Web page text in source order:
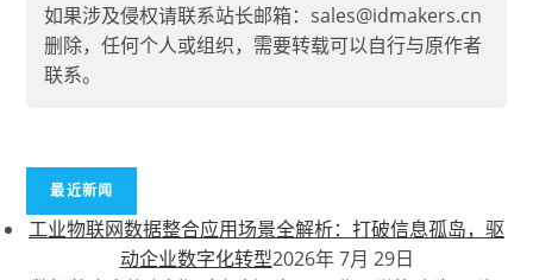
如果涉及侵权请联系站长邮箱：sales@idmakers.cn
删除，任何个人或组织，需要转载可以自行与原作者
联系。
最近新闻
工业物联网数据整合应用场景全解析：打破信息孤岛，驱
动企业数字化转型2026年 7月 29日